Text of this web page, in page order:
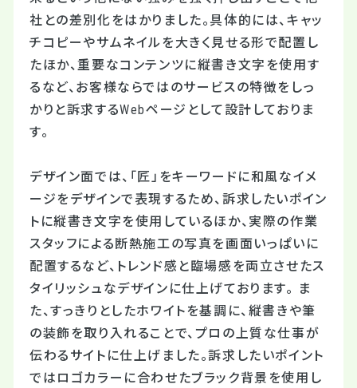
社との差別化をはかりました。具体的には、キャッ
チコピーやサムネイルを大きく見せる形で配置し
たほか、重要なコンテンツに縦書き文字を使用す
るなど、お客様ならではのサービスの特徴をしっ
かりと訴求するWebページとして設計しておりま
す。
デザイン面では、「匠」をキーワードに和風なイメ
ージをデザインで表現するため、訴求したいポイン
トに縦書き文字を使用しているほか、実際の作業
スタッフによる断熱施工の写真を画面いっぱいに
配置するなど、トレンド感と臨場感を両立させたス
タイリッシュなデザインに仕上げております。 ま
た、すっきりとしたホワイトを基調に、縦書きや筆
の装飾を取り入れることで、プロの上質な仕事が
伝わるサイトに仕上げました。訴求したいポイント
ではロゴカラーに合わせたブラック背景を使用し